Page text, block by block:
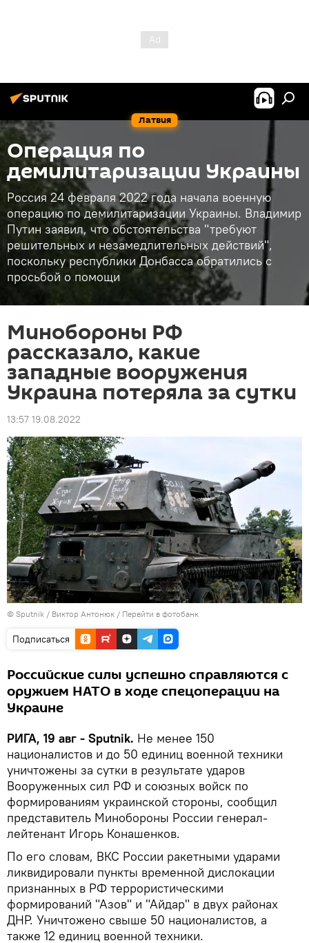
Латвия
Операция по
демилитаризации Украины
Россия 24 февраля 2022 года начала военную
операцию по демилитаризации Украины. Владимир
Путин заявил, что обстоятельства "требуют
решительных и незамедлительных действий",
поскольку республики Донбасса обратились с
просьбой о помощи
Минобороны РФ
рассказало, какие
западные вооружения
Украина потеряла за сутки
13:57 19.08.2022
© Sputnik / Виктор Антонюк / Перейти в фотобанк
Подписаться
Российские силы успешно справляются с
оружием НАТО в ходе спецоперации на
Украине
РИГА, 19 авг - Sputnik. Не менее 150
националистов и до 50 единиц военной техники
уничтожены за сутки в результате ударов
Вооруженных сил РФ и союзных войск по
формированиям украинской стороны, сообщил
представитель Минобороны России генерал-
лейтенант Игорь Конашенков.
По его словам, ВКС России ракетными ударами
ликвидировали пункты временной дислокации
признанных в РФ террористическими
формирований "Азов" и "Айдар" в двух районах
ДНР. Уничтожено свыше 50 националистов, а
также 12 единиц военной техники.